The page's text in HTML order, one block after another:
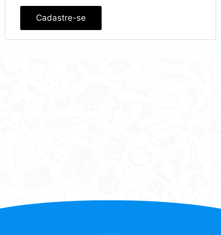
Cadastre-se